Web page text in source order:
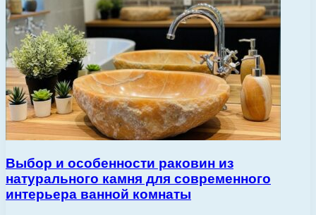
Выбор и особенности раковин из
натурального камня для современного
интерьера ванной комнаты